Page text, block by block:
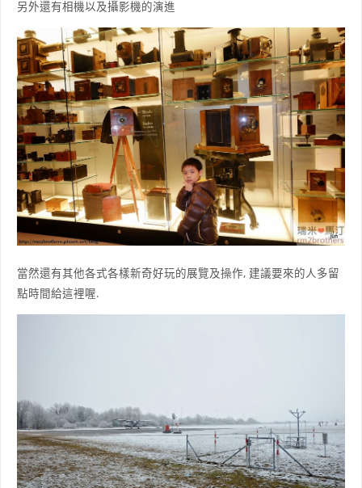
另外還有相機以及攝影機的演進
當然還有其他各式各樣新奇好玩的展覽及操作, 建議要來的人多留
點時間給這裡喔.